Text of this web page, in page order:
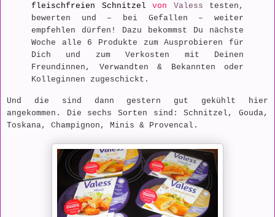
fleischfreien Schnitzel von Valess testen,
bewerten und – bei Gefallen – weiter
empfehlen dürfen! Dazu bekommst Du nächste
Woche alle 6 Produkte zum Ausprobieren für
Dich und zum Verkosten mit Deinen
Freundinnen, Verwandten & Bekannten oder
Kolleginnen zugeschickt.
Und die sind dann gestern gut gekühlt hier
angekommen. Die sechs Sorten sind: Schnitzel, Gouda,
Toskana, Champignon, Minis & Provencal.